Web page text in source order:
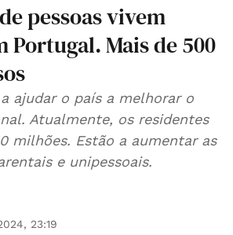
pessoas vivem
Portugal. Mais de 500
ajudar o país a melhorar o
Atualmente, os residentes
milhões. Estão a aumentar as
e unipessoais.
23:19